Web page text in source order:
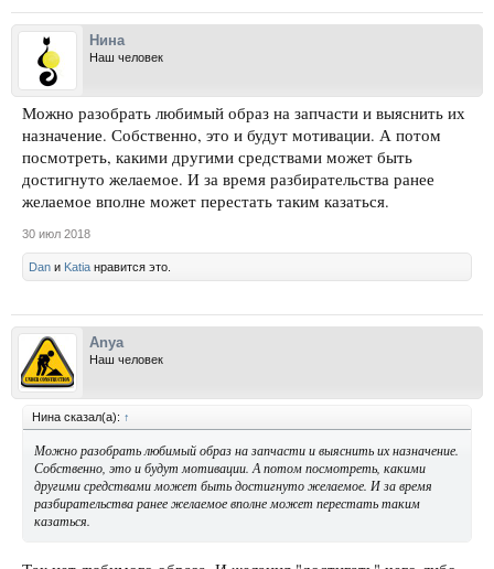
Нина
Наш человек
Можно разобрать любимый образ на запчасти и выяснить их
назначение. Собственно, это и будут мотивации. А потом
посмотреть, какими другими средствами может быть
достигнуто желаемое. И за время разбирательства ранее
желаемое вполне может перестать таким казаться.
30 июл 2018
Dan и Katia нравится это.
Anya
Наш человек
Нина сказал(а): ↑
Можно разобрать любимый образ на запчасти и выяснить их назначение.
Собственно, это и будут мотивации. А потом посмотреть, какими
другими средствами может быть достигнуто желаемое. И за время
разбирательства ранее желаемое вполне может перестать таким
казаться.